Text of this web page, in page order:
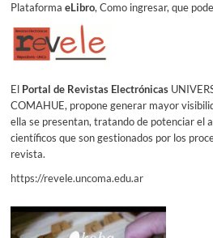
Plataforma eLibro, Como ingresar, que
El Portal de Revistas Electrónicas
COMAHUE, propone generar mayor
ella se presentan, tratando de potenciar el
científicos que son gestionados por los
revista.
https://revele.uncoma.edu.ar